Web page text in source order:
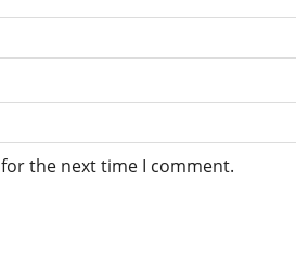
the next time I comment.